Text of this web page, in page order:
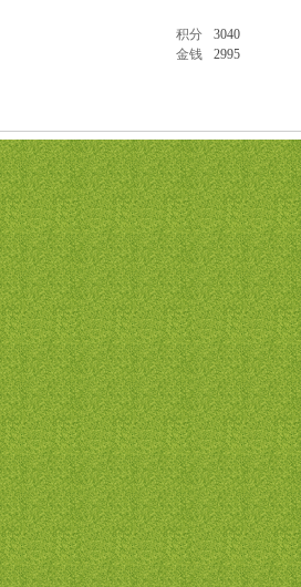
积分
3040
金钱
2995